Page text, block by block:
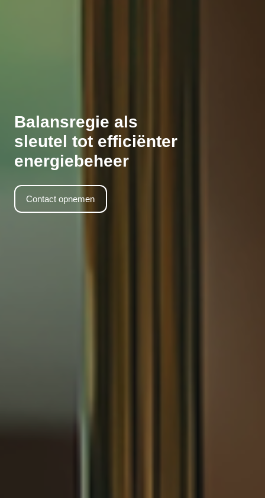
Balansregie als
sleutel tot efficiënter
energiebeheer
Contact opnemen